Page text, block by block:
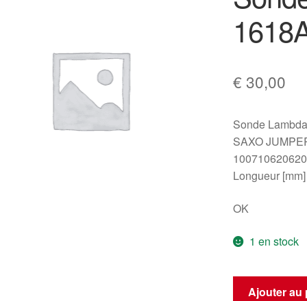
€ 30,00
Sonde
SAXO
Longueur
OK
1 en stock
quantité
Ajouter au